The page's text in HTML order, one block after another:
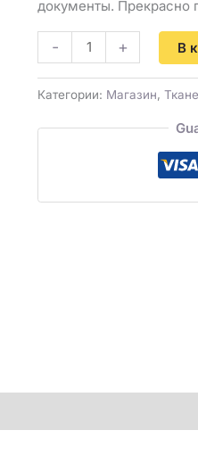
документы. Прекрасно
- + В
Категории: Магазин,